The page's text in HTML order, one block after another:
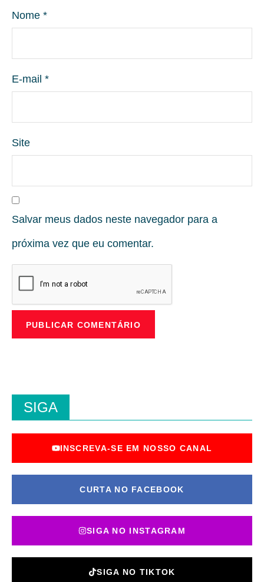
Nome *
E-mail *
Site
Salvar meus dados neste navegador para a
próxima vez que eu comentar.
SIGA
INSCREVA-SE EM NOSSO CANAL
CURTA NO FACEBOOK
SIGA NO INSTAGRAM
SIGA NO TIKTOK